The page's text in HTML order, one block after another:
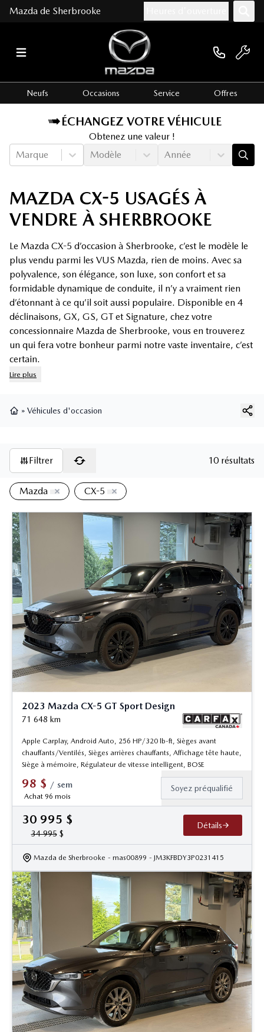
Mazda de Sherbrooke
Neufs Occasions Service Offres
ÉCHANGEZ VOTRE VÉHICULE
Obtenez une valeur !
Marque
Modèle Année
MAZDA CX-5 USAGÉS À
VENDRE À SHERBROOKE
Le Mazda CX-5 d’occasion à Sherbrooke, c’est le modèle le
plus vendu parmi les VUS Mazda, rien de moins. Avec sa
polyvalence, son élégance, son luxe, son confort et sa
formidable dynamique de conduite, il n’y a vraiment rien
d’étonnant à ce qu’il soit aussi populaire. Disponible en 4
déclinaisons, GX, GS, GT et Signature, chez votre
concessionnaire Mazda de Sherbrooke, vous en trouverez
un qui fera votre bonheur parmi notre vaste inventaire, c’est
certain.
Lire plus
» Véhicules d'occasion
Filtrer 10 résultats
Mazda CX-5
2023 Mazda CX-5 GT Sport Design
71 648 km
Apple Carplay, Android Auto, 256 HP/320 lb-ft, Sièges avant
chauffants/Ventilés, Sièges arrières chauffants, Affichage tête haute,
Siège à mémoire, Régulateur de vitesse intelligent, BOSE
98 $ / sem
Achat 96 mois
Soyez préqualifié
30 995 $
34 995$
Détails
Mazda de Sherbrooke - mas00899 - JM3KFBDY3P0231415